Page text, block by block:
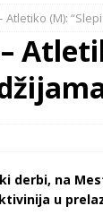
(M):
derbi, na
u